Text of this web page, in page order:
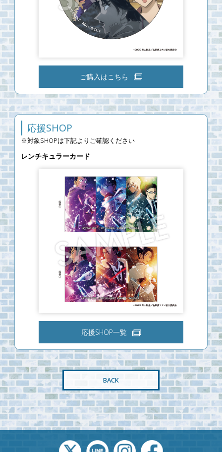
ご購入はこちら
応援SHOP
※対象SHOPは下記よりご確認ください
レンチキュラーカード
応援SHOP一覧
BACK